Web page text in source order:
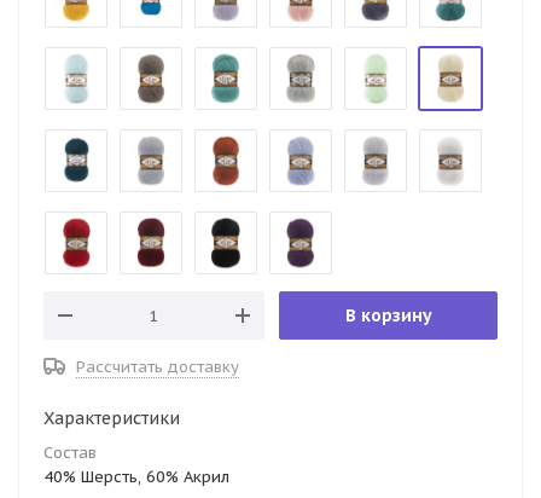
В корзину
Рассчитать доставку
Характеристики
Состав
40% Шерсть, 60% Акрил